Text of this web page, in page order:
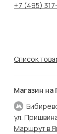
+7 (495)
Список
Магазин на
ул.
Маршрут в